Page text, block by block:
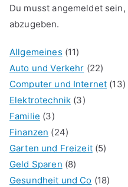
Du musstangemeldetsein,
abzugeben.
Allgemeines (11)
Auto und Verkehr (22)
Computer und Internet (13)
Elektrotechnik (3)
Familie (3)
Finanzen (24)
Garten und Freizeit(5)
Geld Sparen (8)
Gesundheit und Co (18)